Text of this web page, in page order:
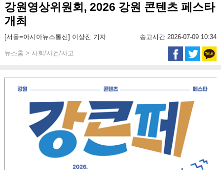
강원영상위원회, 2026 강원 콘텐츠 페스타
개최
[서울=아시아뉴스통신] 이상진 기자 송고시간 2026-07-09 10:34
뉴스홈 > 사회/사건/사고